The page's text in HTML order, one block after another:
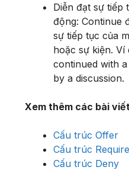
Diễn đạt sự tiếp
động: Continue
sự tiếp tục của
hoặc sự kiện. Ví
continued with
by a discussion.
Xem thêm các bài
Cấu trúc Offer
Cấu trúc Require
Cấu trúc Deny